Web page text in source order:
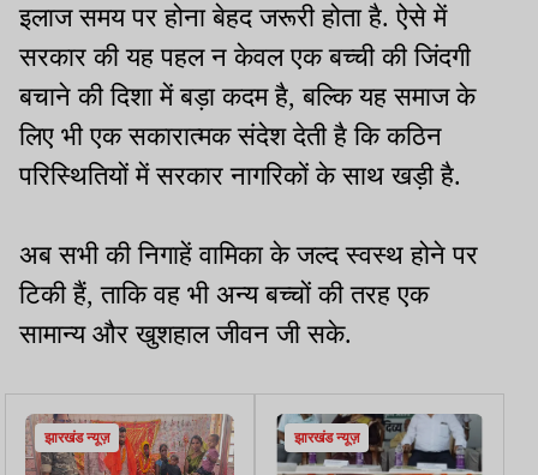
इलाज समय पर होना बेहद जरूरी होता है. ऐसे में
सरकार की यह पहल न केवल एक बच्ची की जिंदगी
बचाने की दिशा में बड़ा कदम है, बल्कि यह समाज के
लिए भी एक सकारात्मक संदेश देती है कि कठिन
परिस्थितियों में सरकार नागरिकों के साथ खड़ी है.
अब सभी की निगाहें वामिका के जल्द स्वस्थ होने पर
टिकी हैं, ताकि वह भी अन्य बच्चों की तरह एक
सामान्य और खुशहाल जीवन जी सके.
झारखंड न्यूज़ झारखंड न्यूज़